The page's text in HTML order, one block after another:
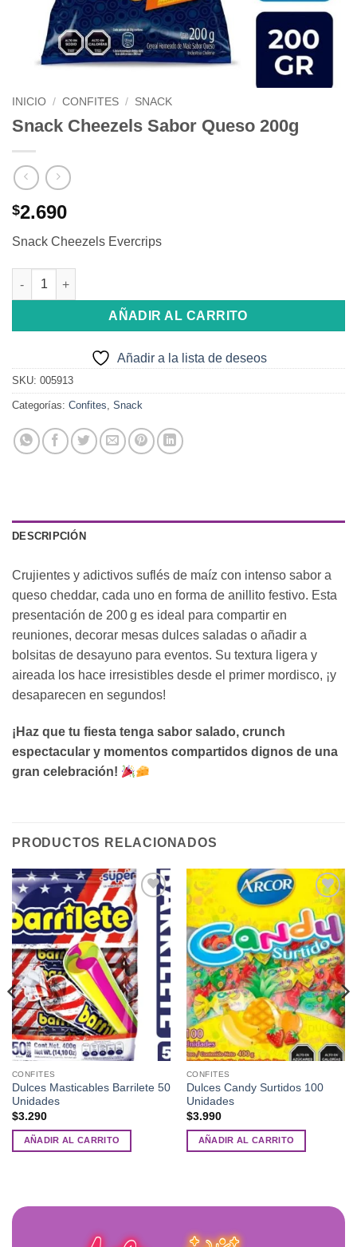
INICIO / CONFITES / SNACK
Snack Cheezels Sabor Queso 200g
$2.690
Snack Cheezels Evercrips
Snack Cheezels Sabor Queso 200g cantidad
AÑADIR AL CARRITO
Añadir a la lista de deseos
SKU: 005913
Categorías: Confites, Snack
DESCRIPCIÓN
Crujientes y adictivos suflés de maíz con intenso sabor a
queso cheddar, cada uno en forma de anillito festivo. Esta
presentación de 200 g es ideal para compartir en
reuniones, decorar mesas dulces saladas o añadir a
bolsitas de desayuno para eventos. Su textura ligera y
aireada los hace irresistibles desde el primer mordisco, ¡y
desaparecen en segundos!
¡Haz que tu fiesta tenga sabor salado, crunch
espectacular y momentos compartidos dignos de una
gran celebración!
PRODUCTOS RELACIONADOS
Añadir
lista de
deseos
CONFITES
Dulces Masticables Barrilete 50
Unidades
$3.290
AÑADIR AL CARRITO
Añadir
a la
lista de
deseos
CONFITES
Dulces Candy Surtidos 100
Unidades
$3.990
AÑADIR AL CARRITO